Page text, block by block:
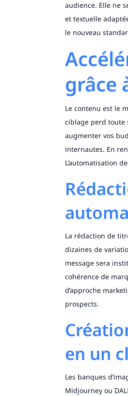
audience. Elle ne
et textuelle
le nouveau
grâce
Le contenu est le
ciblage perd toute
augmenter vos
internautes. En
L’automatisation
La rédaction de
dizaines de
message sera
cohérence de
d’approche
prospects.
en un
Les banques
Midjourney ou